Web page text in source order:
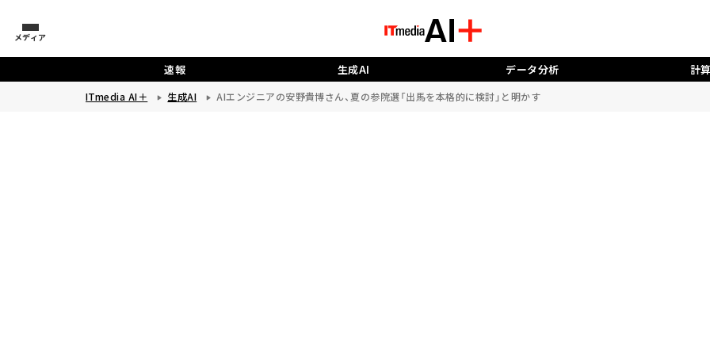
メディア
速報 生成AI データ分析 計
ITmedia AI＋ 生成AI AIエンジニアの安野貴博さん、夏の参院選「出馬を本格的に検討」と明かす